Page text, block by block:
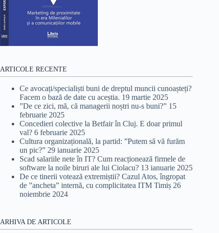
ARTICOLE RECENTE
Ce avocați/specialiști buni de dreptul muncii cunoașteți?
Facem o bază de date cu aceștia. 19 martie 2025
”De ce zici, mă, că managerii noștri nu-s buni?” 15
februarie 2025
Concedieri colective la Betfair în Cluj. E doar primul
val? 6 februarie 2025
Cultura organizațională, la partid: ”Putem să vă furăm
un pic?” 29 ianuarie 2025
Scad salariile nete în IT? Cum reacționează firmele de
software la noile biruri ale lui Ciolacu? 13 ianuarie 2025
De ce tinerii votează extremiștii? Cazul Atos, îngropat
de ”ancheta” internă, cu complicitatea ITM Timiș 26
noiembrie 2024
ARHIVA DE ARTICOLE